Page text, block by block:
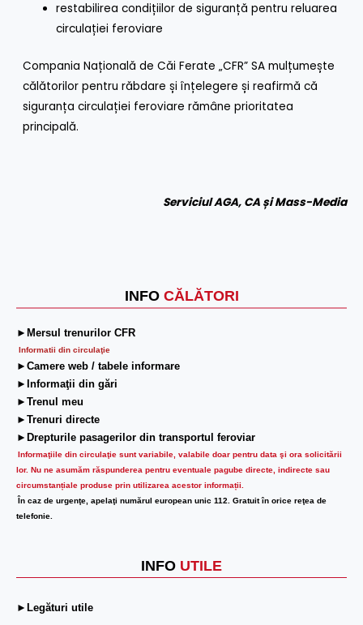
INFO CĂLĂTORI
►Mersul trenurilor CFR
Informatii din circulaţie
►Camere web / tabele informare
►Informaţii din gări
►Trenul meu
►Trenuri directe
►Drepturile pasagerilor din transportul feroviar
Informaţiile din circulaţie sunt variabile, valabile doar pentru data şi ora solicitării
lor. Nu ne asumăm răspunderea pentru eventuale pagube directe, indirecte sau
circumstanțiale produse prin utilizarea acestor informații.
În caz de urgenţe, apelaţi numărul european unic 112. Gratuit în orice reţea de
telefonie.
INFO UTILE
►Legături utile
restabilirea condițiilor de siguranță pentru reluarea
circulației feroviare
Compania Națională de Căi Ferate „CFR” SA mulțumește
călătorilor pentru răbdare și înțelegere și reafirmă că
siguranța circulației feroviare rămâne prioritatea
principală.
Serviciul AGA, CA și Mass-Media